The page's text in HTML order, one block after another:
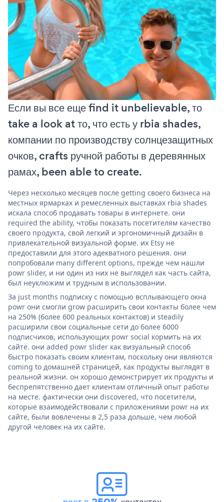
Если вы все еще find it unbelievable, то
take a look at то, что есть у rbia shades,
компании по производству солнцезащитных
очков, crafts ручной работы в деревянных
рамах, been able to create.
Через несколько месяцев после getting своего бизнеса на
местных ярмарках и ремесленных выставках rbia shades
искала способ продавать товары в интернете. они
required the ability, чтобы показать посетителям качество
своего продукта, свой легкий и эргономичный дизайн в
привлекательной визуальной форме. их Etsy не
предоставили для этого адекватного решения. они
попробовали many different options, прежде чем нашли
powr slider, и ни один из них не выглядел как часть сайта,
был неуклюжим и трудным в использовании.
За just months подписку с помощью всплывающего окна
powr они смогли grow расширить свои контакты более чем
на 250% (более 600 реальных контактов) и steadily
расширили свои социальные сети до более 6000
подписчиков, использующих powr social кормить на их
сайте. они added powr slider как визуальный способ
быстро показать своим клиентам, поскольку они являются
coming to домашней страницей, как продукты выглядят в
реальной жизни. он хорошо демонстрирует их продукты и
беспрепятственно дает клиентам отличный опыт работы
на месте. фактически они discovered, что посетители,
которые взаимодействовали с приложениями powr на их
сайте, были вовлечены в 2,5 раза дольше, чем любой
другой человек на их сайте.